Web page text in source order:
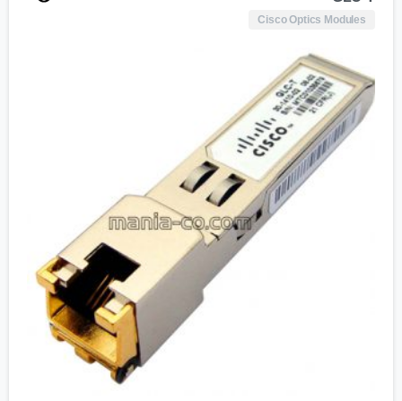
Cisco Optics Modules